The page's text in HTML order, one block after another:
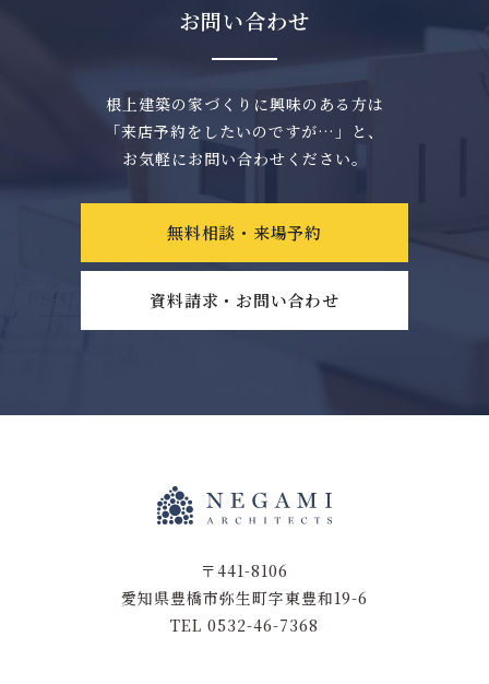
お問い合わせ
根上建築の家づくりに興味のある方は
「来店予約をしたいのですが…」と、
お気軽にお問い合わせください。
無料相談・来場予約
資料請求・お問い合わせ
〒441-8106
愛知県豊橋市弥生町字東豊和19-6
TEL 0532-46-7368